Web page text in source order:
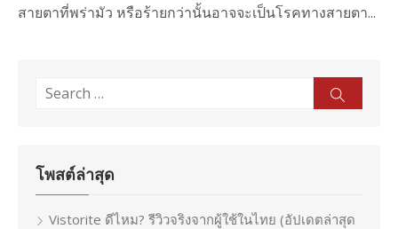
สายตาที่พร่ามัว หรือร้ายกว่านั้นอาจจะเป็นโรคทางสายตา...
Search
โพสต์ล่าสุด
Vistorite ดีไหม? รีวิวจริงจากผู้ใช้ในไทย (อัปเดตล่าสุด